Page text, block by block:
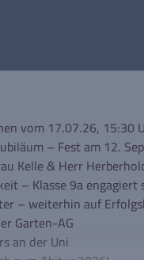
vom 17.07.26, 15:30
– Fest am 12.
Kelle & Herr
– Klasse 9a engagiert
– weiterhin auf
Garten-AG
an der Uni